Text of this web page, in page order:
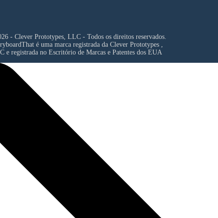
- Clever Prototypes, LLC - Todos os direitos reservados.
é uma marca registrada da Clever Prototypes ,
e registrada no Escritório de Marcas e Patentes dos EUA